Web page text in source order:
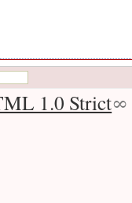
1.0 Strict∞